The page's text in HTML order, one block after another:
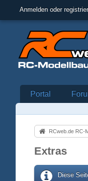
Anmelden oder
Portal
RCweb.de RC-
Extras
Diese